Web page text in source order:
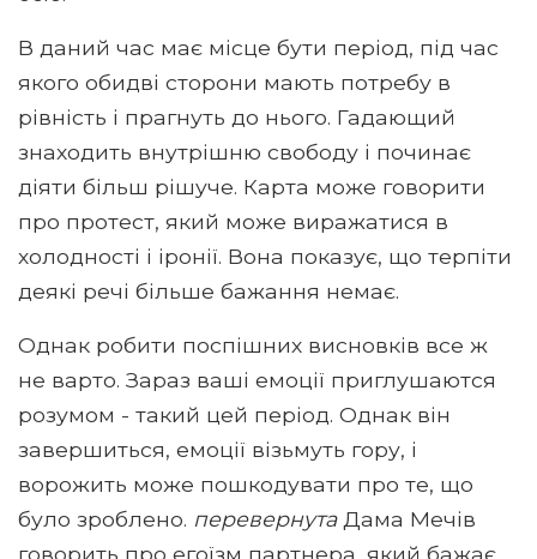
В даний час має місце бути період, під час
якого обидві сторони мають потребу в
рівність і прагнуть до нього. Гадающий
знаходить внутрішню свободу і починає
діяти більш рішуче. Карта може говорити
про протест, який може виражатися в
холодності і іронії. Вона показує, що терпіти
деякі речі більше бажання немає.
Однак робити поспішних висновків все ж
не варто. Зараз ваші емоції приглушаются
розумом - такий цей період. Однак він
завершиться, емоції візьмуть гору, і
ворожить може пошкодувати про те, що
було зроблено. перевернутаДама Мечів
говорить про егоїзм партнера, який бажає